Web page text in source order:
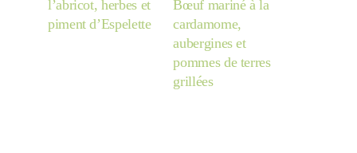
l’abricot, herbes et
piment d’Espelette
Bœuf mariné à la
cardamome,
aubergines et
pommes de terres
grillées